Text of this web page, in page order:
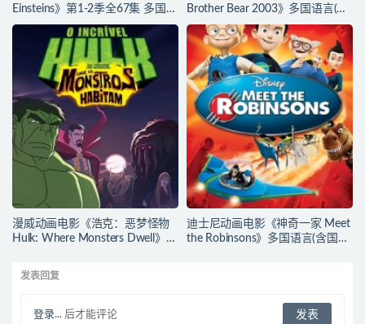
Einsteins》第1-2季全67集 多国语
言(含国语)+多国字幕(含中文) 官
方纯净收藏版 480P/MKV/62.6G
动画片小爱因斯坦下载
Brother Bear 2003》多国语言(含
国语)+多国字幕(含中文) 官方纯净
收藏版 720P/MKV/3.28G 动画片
熊的传说下载
漫威动画电影《浩克：恶梦怪物
Hulk: Where Monsters Dwell》多
官方纯净收藏版
720P/MKV/2.15G 漫威动画片下
迪士尼动画电影《神奇一家 Meet
the Robinsons》多国语言(含国
发表回复
登录... 后才能评论